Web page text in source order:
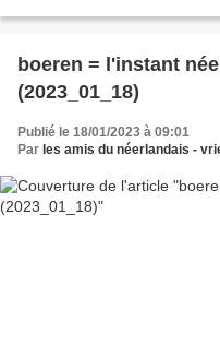
boeren = l'instant
(2023_01_18)
Publié le 18/01/2023 à 09:01
Par les amis du néerlandais -